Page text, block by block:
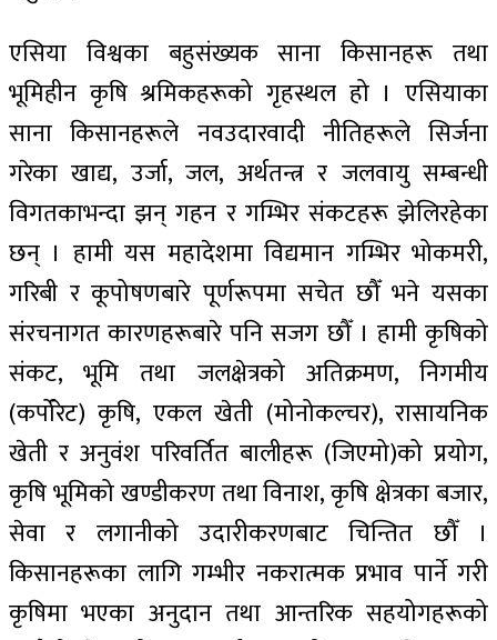
एसिया विश्वका बहुसंख्यक साना किसानहरू तथा
भूमिहीन कृषि श्रमिकहरूको गृहस्थल हो । एसियाका
साना किसानहरूले नवउदारवादी नीतिहरूले सिर्जना
गरेका खाद्य, उर्जा, जल, अर्थतन्त्र र जलवायु सम्बन्धी
विगतकाभन्दा झन् गहन र गम्भिर संकटहरू झेलिरहेका
छन् । हामी यस महादेशमा विद्यमान गम्भिर भोकमरी,
गरिबी र कूपोषणबारे पूर्णरूपमा सचेत छौँ भने यसका
संरचनागत कारणहरूबारे पनि सजग छौँ । हामी कृषिको
संकट, भूमि तथा जलक्षेत्रको अतिक्रमण, निगमीय
(कर्पोरेट) कृषि, एकल खेती (मोनोकल्चर), रासायनिक
खेती र अनुवंश परिवर्तित बालीहरू (जिएमो)को प्रयोग,
कृषि भूमिको खण्डीकरण तथा विनाश, कृषि क्षेत्रका बजार,
सेवा र लगानीको उदारीकरणबाट चिन्तित छौँ ।
किसानहरूका लागि गम्भीर नकरात्मक प्रभाव पार्ने गरी
कृषिमा भएका अनुदान तथा आन्तरिक सहयोगहरूको